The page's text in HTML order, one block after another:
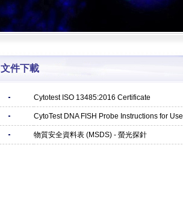
文件下載
Cytotest ISO 13485:2016 Certificate
CytoTest DNA FISH Probe Instructions for Use
物質安全資料表 (MSDS) - 螢光探針